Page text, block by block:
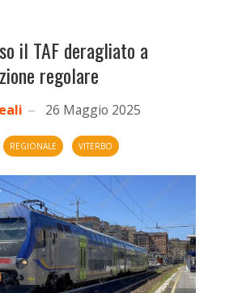
il TAF deragliato a
regolare
26 Maggio 2025
REGIONALE VITERBO